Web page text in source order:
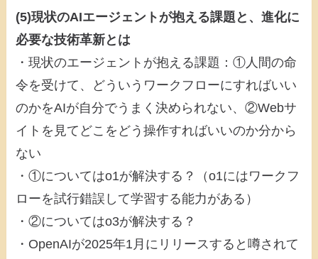
(5)現状のAIエージェントが抱える課題と、進化に
必要な技術革新とは
・現状のエージェントが抱える課題：①人間の命
令を受けて、どういうワークフローにすればいい
のかをAIが自分でうまく決められない、②Webサ
イトを見てどこをどう操作すればいいのか分から
ない
・①についてはo1が解決する？（o1にはワークフ
ローを試行錯誤して学習する能力がある）
・②についてはo3が解決する？
・OpenAIが2025年1月にリリースすると噂されて